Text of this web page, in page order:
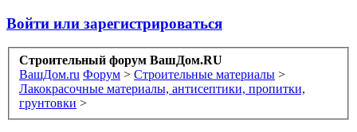
Войти или зарегистрироваться
Строительный форум ВашДом.RU
ВашДом.ru Форум > Строительные материалы >
Лакокрасочные материалы, антисептики, пропитки,
грунтовки >